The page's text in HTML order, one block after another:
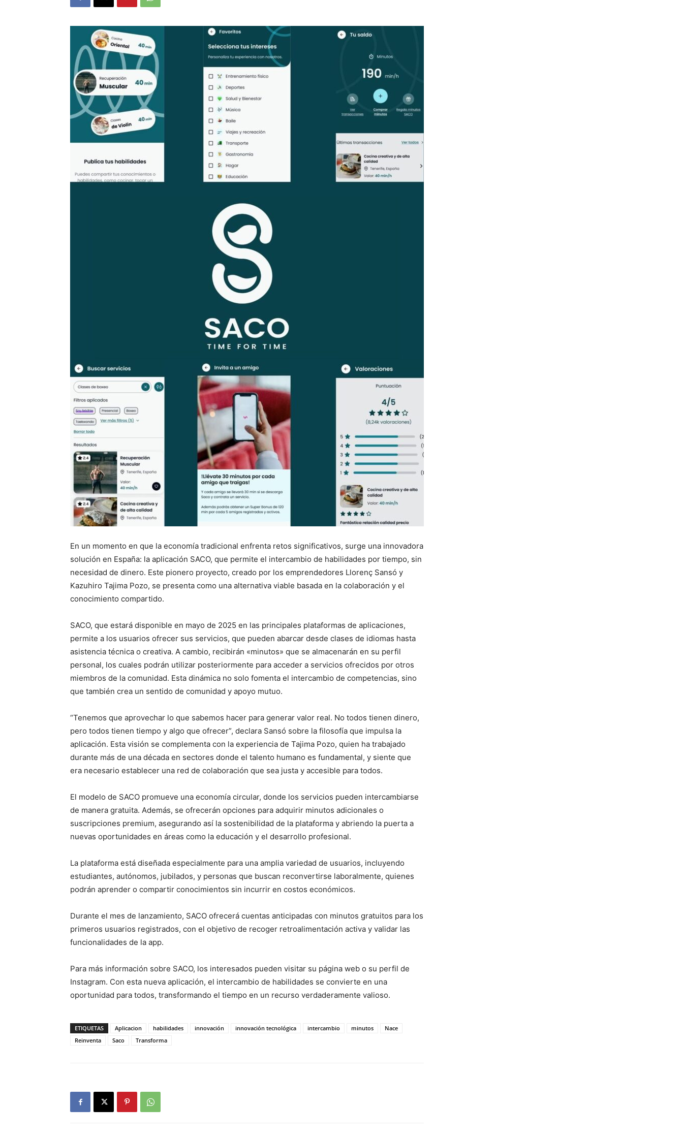
En un momento en que la economía tradicional enfrenta retos significativos, surge una innovadora
solución en España: la aplicación SACO, que permite el intercambio de habilidades por tiempo, sin
necesidad de dinero. Este pionero proyecto, creado por los emprendedores Llorenç Sansó y
Kazuhiro Tajima Pozo, se presenta como una alternativa viable basada en la colaboración y el
conocimiento compartido.
SACO, que estará disponible en mayo de 2025 en las principales plataformas de aplicaciones,
permite a los usuarios ofrecer sus servicios, que pueden abarcar desde clases de idiomas hasta
asistencia técnica o creativa. A cambio, recibirán «minutos» que se almacenarán en su perfil
personal, los cuales podrán utilizar posteriormente para acceder a servicios ofrecidos por otros
miembros de la comunidad. Esta dinámica no solo fomenta el intercambio de competencias, sino
que también crea un sentido de comunidad y apoyo mutuo.
“Tenemos que aprovechar lo que sabemos hacer para generar valor real. No todos tienen dinero,
pero todos tienen tiempo y algo que ofrecer”, declara Sansó sobre la filosofía que impulsa la
aplicación. Esta visión se complementa con la experiencia de Tajima Pozo, quien ha trabajado
durante más de una década en sectores donde el talento humano es fundamental, y siente que
era necesario establecer una red de colaboración que sea justa y accesible para todos.
El modelo de SACO promueve una economía circular, donde los servicios pueden intercambiarse
de manera gratuita. Además, se ofrecerán opciones para adquirir minutos adicionales o
suscripciones premium, asegurando así la sostenibilidad de la plataforma y abriendo la puerta a
nuevas oportunidades en áreas como la educación y el desarrollo profesional.
La plataforma está diseñada especialmente para una amplia variedad de usuarios, incluyendo
estudiantes, autónomos, jubilados, y personas que buscan reconvertirse laboralmente, quienes
podrán aprender o compartir conocimientos sin incurrir en costos económicos.
Durante el mes de lanzamiento, SACO ofrecerá cuentas anticipadas con minutos gratuitos para los
primeros usuarios registrados, con el objetivo de recoger retroalimentación activa y validar las
funcionalidades de la app.
Para más información sobre SACO, los interesados pueden visitar su página web o su perfil de
Instagram. Con esta nueva aplicación, el intercambio de habilidades se convierte en una
oportunidad para todos, transformando el tiempo en un recurso verdaderamente valioso.
ETIQUETAS Aplicacion habilidades innovación innovación tecnológica intercambio minutos
Nace
Reinventa
Saco Transforma